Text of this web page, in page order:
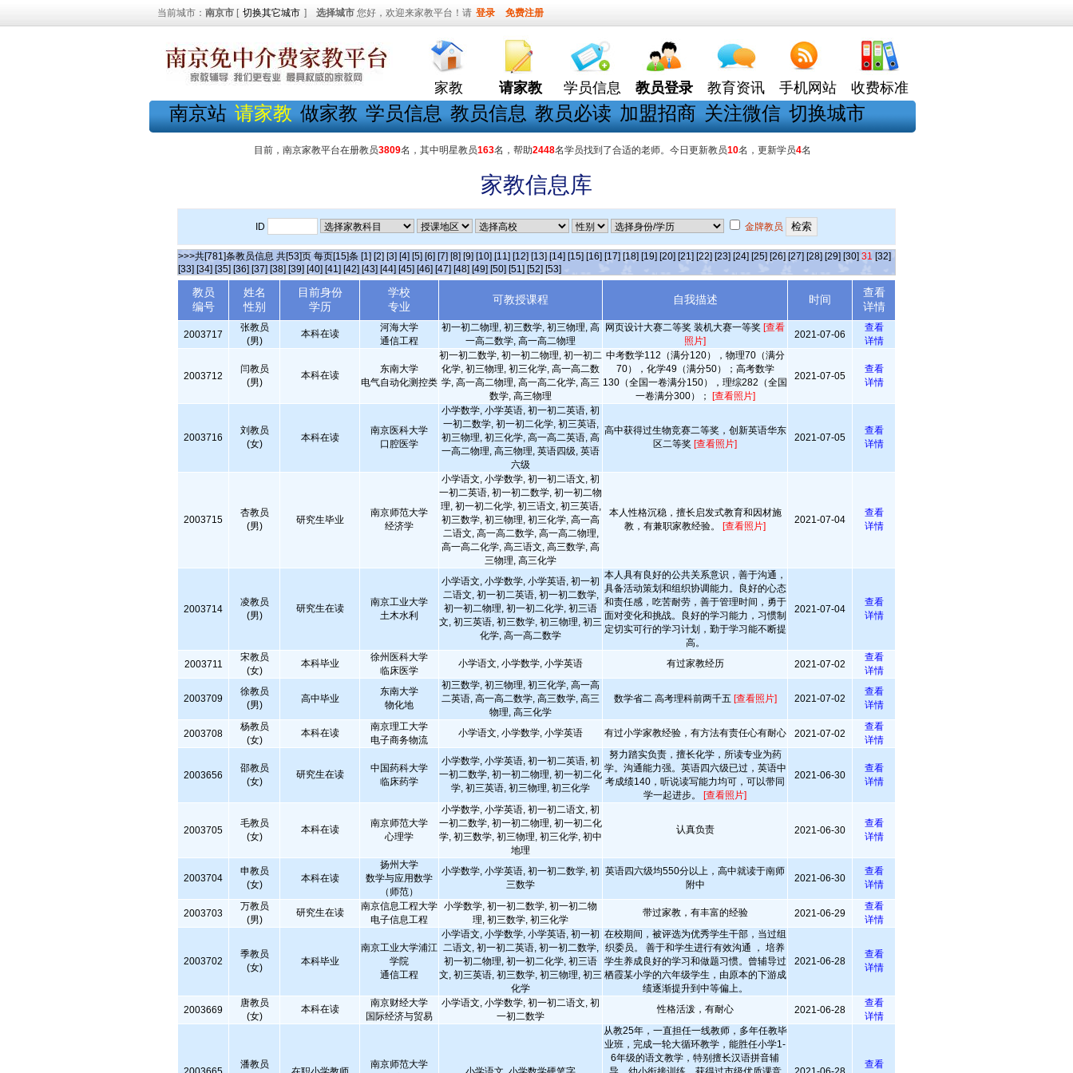
当前城市： 南京市 [ 切换其它城市 ] 选择城市 您好，欢迎来家教平台！请 登录 免费注册
家教 请家教 学员信息 教员登录 教育资讯 手机网站 收费标准
南京站 请家教 做家教 学员信息 教员信息 教员必读 加盟招商 关注微信 切换城市
目前，南京家教平台在册教员3809名，其中明星教员163名，帮助2448名学员找到了合适的老师。今日更新教员10名，更新学员4名
家教信息库
ID 金牌教员
>>>共[781]条教员信息 共[53]页 每页[15]条 [1] [2] [3] [4] [5] [6] [7] [8] [9] [10] [11] [12] [13] [14] [15] [16] [17] [18] [19] [20] [21] [22] [23] [24] [25] [26] [27] [28] [29] [30] 31 [32]
[33] [34] [35] [36] [37] [38] [39] [40] [41] [42] [43] [44] [45] [46] [47] [48] [49] [50] [51] [52] [53]
教员
编号
姓名
性别
目前身份
学历
学校
专业
可教授课程 自我描述 时间
查看
详情
2003717
张教员
(男)
本科在读
河海大学
通信工程
初一初二物理, 初三数学, 初三物理, 高
一高二数学, 高一高二物理
网页设计大赛二等奖 装机大赛一等奖 [查看
照片]
2021-07-06
查看
详情
2003712
闫教员
(男)
本科在读
东南大学
电气自动化测控类
初一初二数学, 初一初二物理, 初一初二
化学, 初三物理, 初三化学, 高一高二数
学, 高一高二物理, 高一高二化学, 高三
数学, 高三物理
中考数学112（满分120），物理70（满分
70），化学49（满分50）；高考数学
130（全国一卷满分150），理综282（全国
一卷满分300）；
[查看照片]
2021-07-05
查看
详情
2003716
刘教员
(女)
本科在读
南京医科大学
口腔医学
小学数学, 小学英语, 初一初二英语, 初
一初二数学, 初一初二化学, 初三英语,
初三物理, 初三化学, 高一高二英语, 高
一高二物理, 高三物理, 英语四级, 英语
六级
高中获得过生物竞赛二等奖，创新英语华东
区二等奖 [查看照片]
2021-07-05
查看
详情
2003715
杏教员
(男)
研究生毕业
南京师范大学
经济学
小学语文, 小学数学, 初一初二语文, 初
一初二英语, 初一初二数学, 初一初二物
理, 初一初二化学, 初三语文, 初三英语,
初三数学, 初三物理, 初三化学, 高一高
二语文, 高一高二数学, 高一高二物理,
高一高二化学, 高三语文, 高三数学, 高
三物理, 高三化学
本人性格沉稳，擅长启发式教育和因材施
教，有兼职家教经验。 [查看照片]
2021-07-04
查看
详情
2003714
凌教员
(男)
研究生在读
南京工业大学
土木水利
小学语文, 小学数学, 小学英语, 初一初
二语文, 初一初二英语, 初一初二数学,
初一初二物理, 初一初二化学, 初三语
文, 初三英语, 初三数学, 初三物理, 初三
化学, 高一高二数学
本人具有良好的公共关系意识，善于沟通，
具备活动策划和组织协调能力。良好的心态
和责任感，吃苦耐劳，善于管理时间，勇于
面对变化和挑战。良好的学习能力，习惯制
定切实可行的学习计划，勤于学习能不断提
高。
2021-07-04
查看
详情
2003711
宋教员
(女)
本科毕业
徐州医科大学
临床医学
小学语文, 小学数学, 小学英语 有过家教经历 2021-07-02
查看
详情
2003709
徐教员
(男)
高中毕业
东南大学
物化地
初三数学, 初三物理, 初三化学, 高一高
二英语, 高一高二数学, 高三数学, 高三
物理, 高三化学
数学省二 高考理科前两千五 [查看照片] 2021-07-02
查看
详情
2003708
杨教员
(女)
本科在读
南京理工大学
电子商务物流
小学语文, 小学数学, 小学英语 有过小学家教经验，有方法有责任心有耐心 2021-07-02
查看
详情
2003656
邵教员
(女)
研究生在读
中国药科大学
临床药学
小学数学, 小学英语, 初一初二英语, 初
一初二数学, 初一初二物理, 初一初二化
学, 初三英语, 初三物理, 初三化学
努力踏实负责，擅长化学，所读专业为药
学。沟通能力强。英语四六级已过，英语中
考成绩140，听说读写能力均可，可以带同
学一起进步。 [查看照片]
2021-06-30
查看
详情
2003705
毛教员
(女)
本科在读
南京师范大学
心理学
小学数学, 小学英语, 初一初二语文, 初
一初二数学, 初一初二物理, 初一初二化
学, 初三数学, 初三物理, 初三化学, 初中
地理
认真负责 2021-06-30
查看
详情
2003704
申教员
(女)
本科在读
扬州大学
数学与应用数学
（师范）
小学数学, 小学英语, 初一初二数学, 初
三数学
英语四六级均550分以上，高中就读于南师
附中
2021-06-30
查看
详情
2003703
万教员
(男)
研究生在读
南京信息工程大学
电子信息工程
小学数学, 初一初二数学, 初一初二物
理, 初三数学, 初三化学
带过家教，有丰富的经验 2021-06-29
查看
详情
2003702
季教员
(女)
本科毕业
南京工业大学浦江
学院
通信工程
小学语文, 小学数学, 小学英语, 初一初
二语文, 初一初二英语, 初一初二数学,
初一初二物理, 初一初二化学, 初三语
文, 初三英语, 初三数学, 初三物理, 初三
化学
在校期间，被评选为优秀学生干部，当过组
织委员。 善于和学生进行有效沟通 ， 培养
学生养成良好的学习和做题习惯。曾辅导过
栖霞某小学的六年级学生，由原本的下游成
绩逐渐提升到中等偏上。
2021-06-28
查看
详情
2003669
唐教员
(女)
本科在读
南京财经大学
国际经济与贸易
小学语文, 小学数学, 初一初二语文, 初
一初二数学
性格活泼，有耐心 2021-06-28
查看
详情
潘教员
南京师范大学
从教25年，一直担任一线教师，多年任教毕
业班，完成一轮大循环教学，能胜任小学1-
6年级的语文教学，特别擅长汉语拼音辅
查看